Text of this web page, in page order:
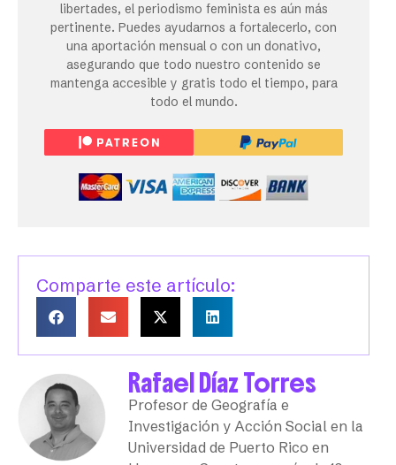
libertades, el periodismo feminista es aún más
pertinente. Puedes ayudarnos a fortalecerlo, con
una aportación mensual o con un donativo,
asegurando que todo nuestro contenido se
mantenga accesible y gratis todo el tiempo, para
todo el mundo.
Comparte este artículo:
Rafael Díaz Torres
Profesor de Geografía e
Investigación y Acción Social en la
Universidad de Puerto Rico en